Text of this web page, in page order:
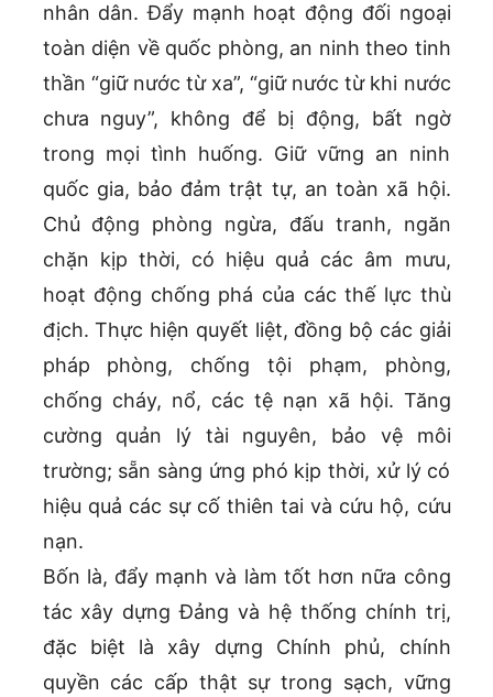
nhân dân. Đẩy mạnh hoạt động đối ngoại
toàn diện về quốc phòng, an ninh theo tinh
thần “giữ nước từ xa”, “giữ nước từ khi nước
chưa nguy”, không để bị động, bất ngờ
trong mọi tình huống. Giữ vững an ninh
quốc gia, bảo đảm trật tự, an toàn xã hội.
Chủ động phòng ngừa, đấu tranh, ngăn
chặn kịp thời, có hiệu quả các âm mưu,
hoạt động chống phá của các thế lực thù
địch. Thực hiện quyết liệt, đồng bộ các giải
pháp phòng, chống tội phạm, phòng,
chống cháy, nổ, các tệ nạn xã hội. Tăng
cường quản lý tài nguyên, bảo vệ môi
trường; sẵn sàng ứng phó kịp thời, xử lý có
hiệu quả các sự cố thiên tai và cứu hộ, cứu
nạn.
Bốn là, đẩy mạnh và làm tốt hơn nữa công
tác xây dựng Đảng và hệ thống chính trị,
đặc biệt là xây dựng Chính phủ, chính
quyền các cấp thật sự trong sạch, vững